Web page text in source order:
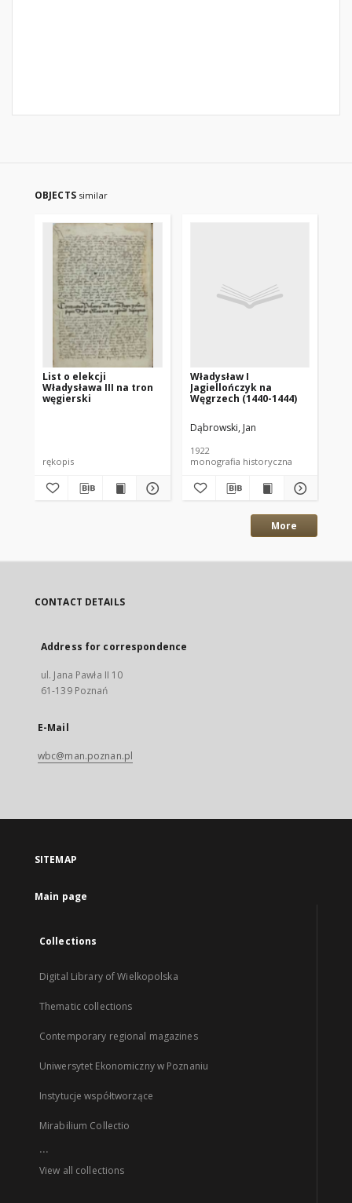
OBJECTS similar
List o elekcji
Władysława III na tron
węgierski
rękopis
Władysław I
Jagiellończyk na
Węgrzech (1440-1444)
Dąbrowski, Jan
1922
monografia historyczna
More
CONTACT DETAILS
Address for correspondence
ul. Jana Pawła II 10
61-139 Poznań
E-Mail
wbc@man.poznan.pl
SITEMAP
Main page
Collections
Digital Library of Wielkopolska
Thematic collections
Contemporary regional magazines
Uniwersytet Ekonomiczny w Poznaniu
Instytucje współtworzące
Mirabilium Collectio
...
View all collections